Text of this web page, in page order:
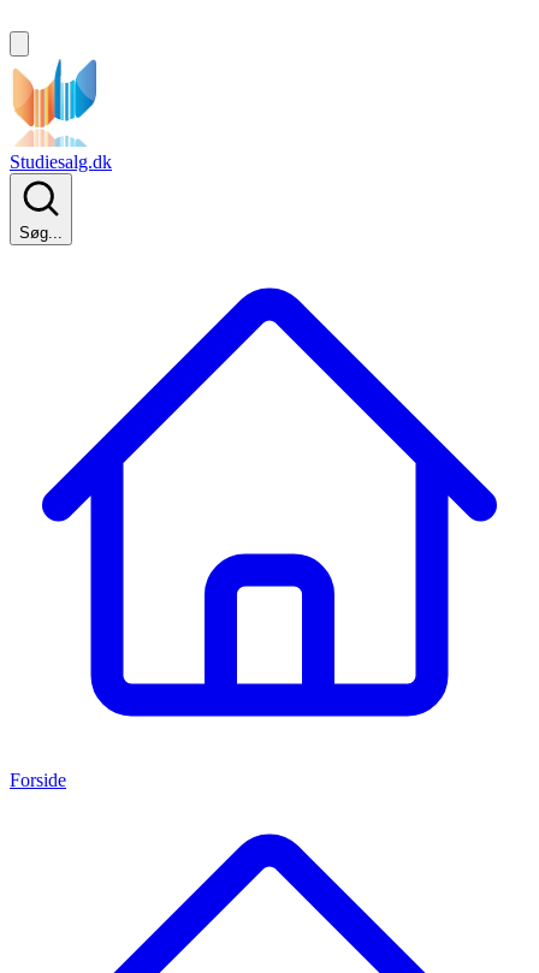
Studiesalg.dk
Søg...
Forside